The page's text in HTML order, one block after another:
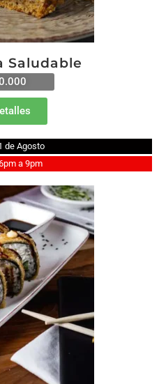
Saludable
de Agosto
a 9pm